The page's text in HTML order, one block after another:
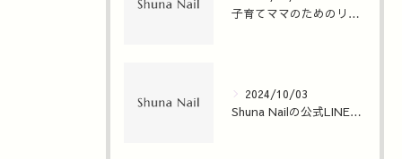
子育てママのためのリラックスネイルサロン
2024/10/03
Shuna Nailの公式LINEが便利にリニューアル！特典と予約方法